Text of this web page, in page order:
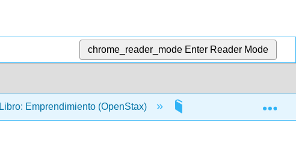
chrome_reader_mode Enter Reader Mode
Libro: Emprendimiento (OpenStax) 11: Modelo y Plan de